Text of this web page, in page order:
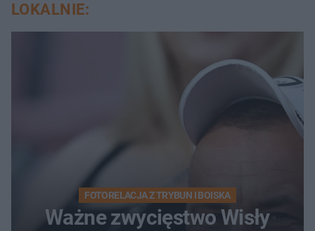
LOKALNIE:
FOTORELACJA Z TRYBUN I BOISKA
Ważne zwycięstwo Wisły